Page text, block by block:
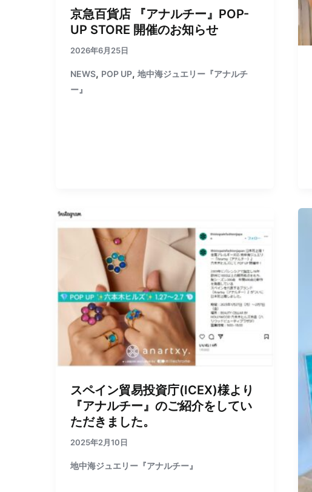
京急百貨店 『アナルチー』POP-
UP STORE 開催のお知らせ
2026年6月25日
NEWS, POP UP, 地中海ジュエリー『アナルチ
ー』
スペイン貿易投資庁(ICEX)様より
『アナルチー』のご紹介をしてい
ただきました。
2025年2月10日
地中海ジュエリー『アナルチー』